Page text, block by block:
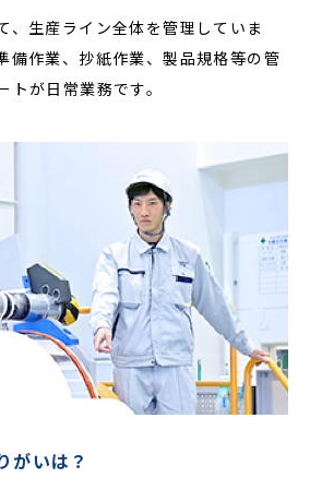
、生産ライン全体を管理していま
備作業、抄紙作業、製品規格等の管
が日常業務です。
がいは？